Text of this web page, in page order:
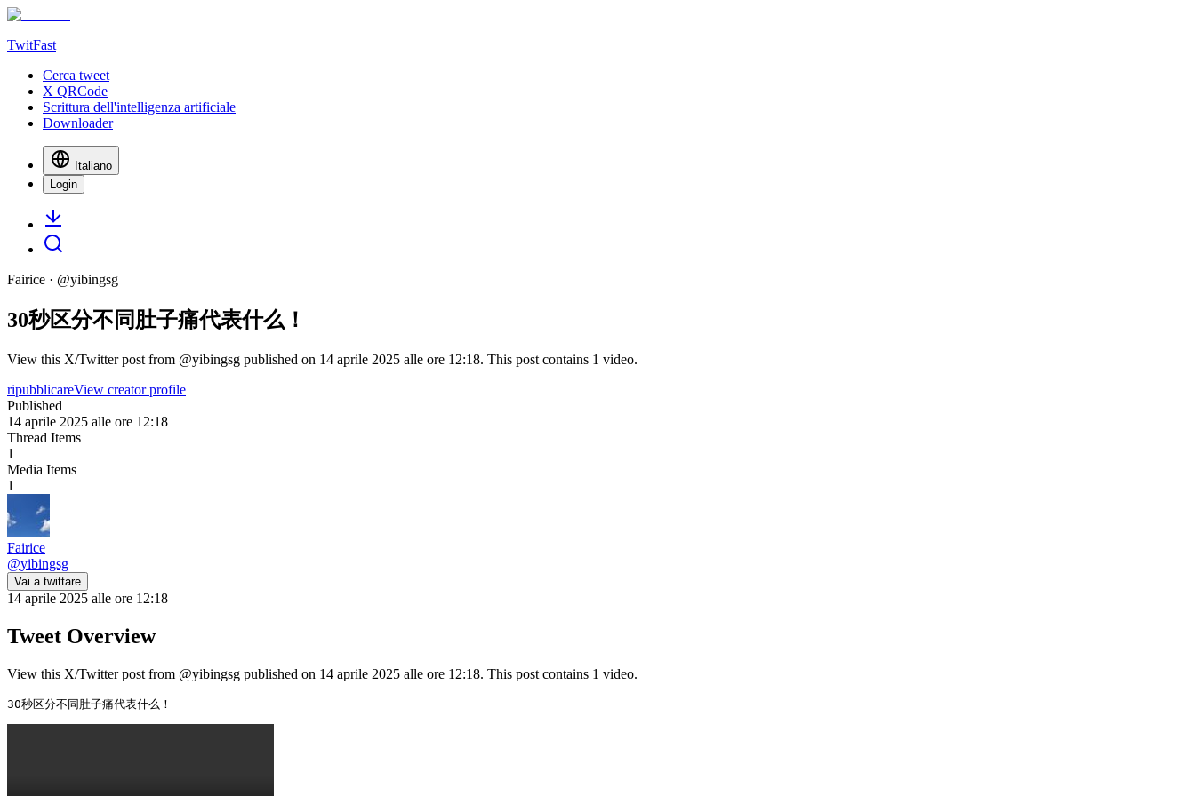
TwitFast
Cerca tweet
X QRCode
Scrittura dell'intelligenza artificiale
Downloader
Italiano
Login
Fairice · @yibingsg
30秒区分不同肚子痛代表什么！
View this X/Twitter post from @yibingsg published on 14 aprile 2025 alle ore 12:18. This post contains 1 video.
ripubblicareView creator profile
Published
14 aprile 2025 alle ore 12:18
Thread Items
1
Media Items
1
Fairice
@yibingsg
Vai a twittare
14 aprile 2025 alle ore 12:18
Tweet Overview
View this X/Twitter post from @yibingsg published on 14 aprile 2025 alle ore 12:18. This post contains 1 video.
30秒区分不同肚子痛代表什么！